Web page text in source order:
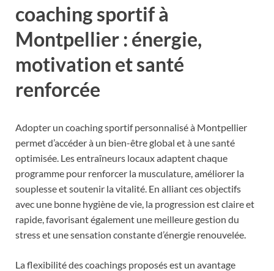
coaching sportif à
Montpellier : énergie,
motivation et santé
renforcée
Adopter un coaching sportif personnalisé à Montpellier
permet d’accéder à un bien-être global et à une santé
optimisée. Les entraîneurs locaux adaptent chaque
programme pour renforcer la musculature, améliorer la
souplesse et soutenir la vitalité. En alliant ces objectifs
avec une bonne hygiène de vie, la progression est claire et
rapide, favorisant également une meilleure gestion du
stress et une sensation constante d’énergie renouvelée.
La flexibilité des coachings proposés est un avantage